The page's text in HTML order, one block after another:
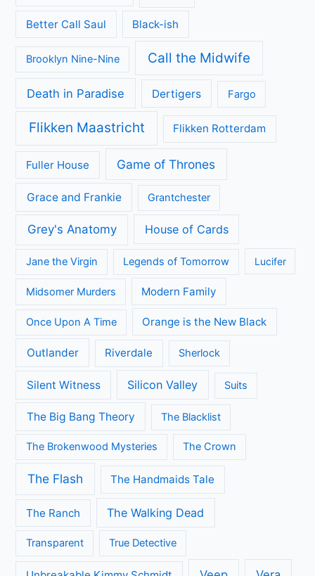
Better Call Saul Black-ish
Brooklyn Nine-Nine Call the Midwife
Death in Paradise Dertigers Fargo
Flikken Maastricht Flikken Rotterdam
Fuller House Game of Thrones
Grace and Frankie Grantchester
Grey's Anatomy House of Cards
Jane the Virgin Legends of Tomorrow Lucifer
Midsomer Murders Modern Family
Once Upon A Time Orange is the New Black
Outlander Riverdale Sherlock
Silent Witness Silicon Valley Suits
The Big Bang Theory The Blacklist
The Brokenwood Mysteries The Crown
The Flash The Handmaids Tale
The Ranch The Walking Dead
Transparent True Detective